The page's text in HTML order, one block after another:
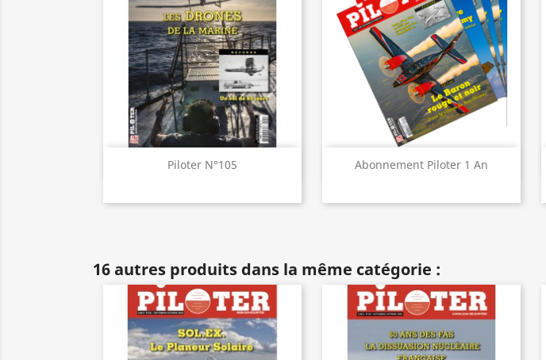
Piloter N°105
Aperçu rapide Abonnement Piloter 1 An
Aperçu rapide
16 autres produits dans la même catégorie :